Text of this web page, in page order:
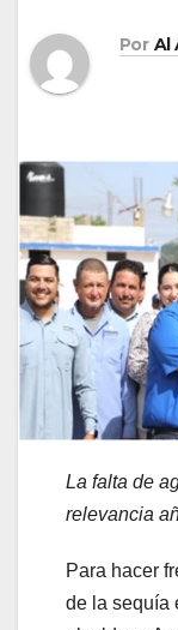
Por Al
La falta de
relevancia
Para hacer
de la sequía